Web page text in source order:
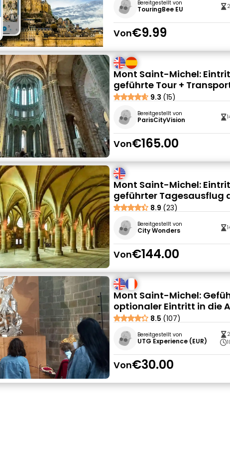
Bereitgestellt von
TouringBee EU
Von€9.99
Mont Saint-Michel:
geführte Tour +
9.3 (15)
Bereitgestellt von
ParisCityVision
Von€165.00
Mont Saint-Michel:
geführter Tagesausflug
8.9 (23)
Bereitgestellt von
City Wonders
Von€144.00
Mont Saint-Michel:
optionaler Eintritt in die
8.5 (107)
Bereitgestellt von
UTG Experience (EUR)
Von€30.00